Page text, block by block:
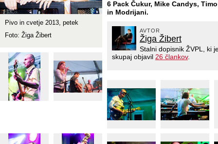
6 Pack Čukur, Mike Candys,
in Modrijani.
AVTOR
Žiga Žibert
Stalni dopisnik ŽVPL, ki
skupaj objavil 26 člankov.
Pivo in cvetje 2013, petek
Foto: Žiga Žibert